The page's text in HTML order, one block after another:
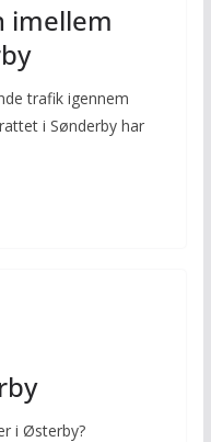
imellem
trafik igennem
i Sønderby har
i Østerby?